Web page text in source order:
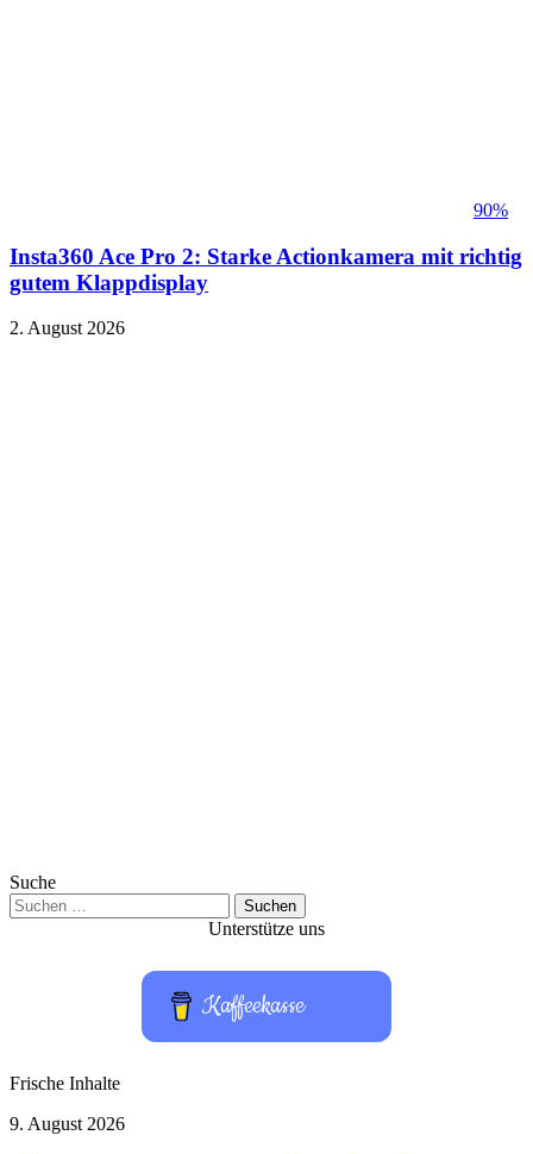
90%
Insta360 Ace Pro 2: Starke Actionkamera mit richtig
gutem Klappdisplay
2. August 2026
Suche
Suchen
nach:
Unterstütze uns
Kaffeekasse
Frische Inhalte
Die
9. August 2026